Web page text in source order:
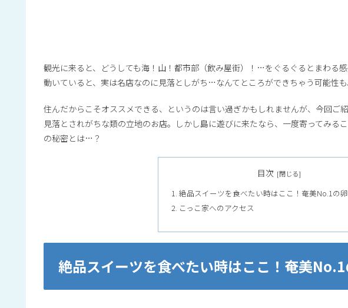
観光に来ると、どうしても海！山！都市部（飲み屋街）！…をぐるぐるとまわる
動いていると、実は名店なのに見落としがち…なんてところができちゃう可能性も
住んだからこそオススメできる、というのは言い過ぎかもしれませんが、今回ご
見落とされがちな類の立地のお店。しかし島に遊びに来たなら、一度寄ってみる
の秘密とは…？
目次
絶品スイーツを食べたい時はここ！奄美No.1の
こっこ家へのアクセス
絶品スイーツを食べたい時はここ！奄美